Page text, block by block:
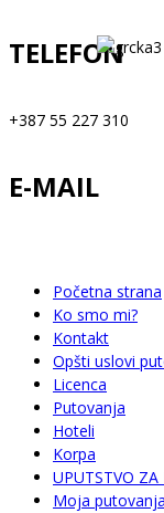
TELEFON
+387 55 227 310
E-MAIL
Početna strana
Ko smo mi?
Kontakt
Opšti uslovi
Licenca
Putovanja
Hoteli
Korpa
UPUTSTVO ZA
Moja putovanja